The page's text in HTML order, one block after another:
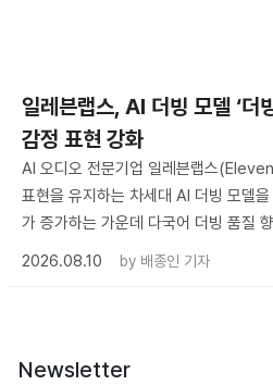
일레븐랩스, AI 더빙 모델 ‘
감정 표현 강화
AI 오디오 전문기업 일레븐랩스
표현을 유지하는 차세대 AI 더빙 모델
가 증가하는 가운데 다국어 더빙 품질
2026.08.10
by 배종인 기자
Newsletter